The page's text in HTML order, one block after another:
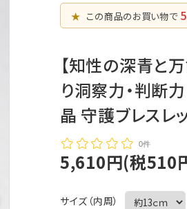
6月誕生石
恋愛・結婚・愛情 幸運系
和】
智】
★ この商品のお買い物で
【知性の深青と
り洞察力・判断
晶 守護ブレスレ
0件
5,610円(税510
サイズ（内周）